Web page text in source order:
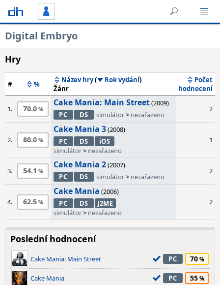
Digital Embryo
Hry
# % Název hry( Rok vydání)
Žánr
Počet
hodnocení
1. 70.0
Cake Mania: Main Street(2009)
PC
DS simulátor> nezařazeno
2
2. 80.0
Cake Mania 3(2008)
PC
DS
iOS
simulátor> nezařazeno
1
3. 54.1
Cake Mania 2(2007)
PC
DS simulátor> nezařazeno
2
4. 62.5
Cake Mania (2006)
PC
DS
J2ME
simulátor> nezařazeno
2
Poslední hodnocení
Cake Mania: Main Street PC 70
Cake Mania PC 55